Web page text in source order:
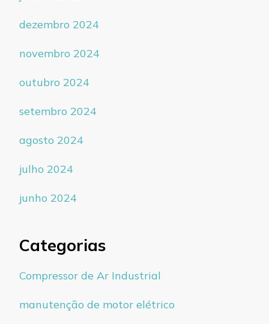
dezembro 2024
novembro 2024
outubro 2024
setembro 2024
agosto 2024
julho 2024
junho 2024
Categorias
Compressor de Ar Industrial
manutenção de motor elétrico